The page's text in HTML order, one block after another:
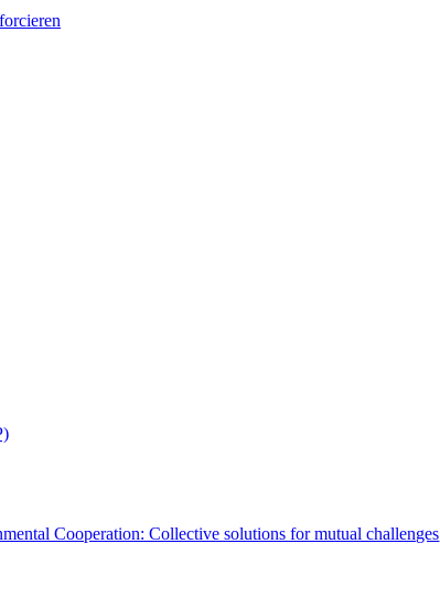
Cooperation: Collective solutions for mutual challenges